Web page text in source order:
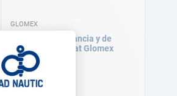
GLOMEX
Sistema de vigilancia y de
seguridad ZigBoat Glomex
627,30 €